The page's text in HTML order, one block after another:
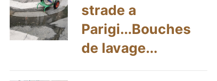
strade a
Parigi...Bouches
de lavage...